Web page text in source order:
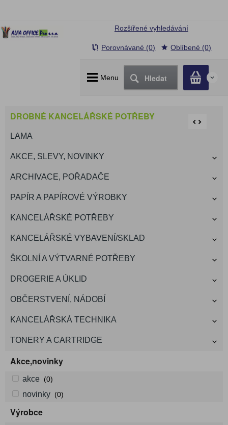
Menu Hledat 0
Rozšířené vyhledávání
Porovnávané (0) Oblíbené (0)
DROBNÉ KANCELÁŘSKÉ POTŘEBY
LAMA
AKCE, SLEVY, NOVINKY
ARCHIVACE, POŘADAČE
PAPÍR A PAPÍROVÉ VÝROBKY
KANCELÁŘSKÉ POTŘEBY
KANCELÁŘSKÉ VYBAVENÍ/SKLAD
ŠKOLNÍ A VÝTVARNÉ POTŘEBY
DROGERIE A ÚKLID
OBČERSTVENÍ, NÁDOBÍ
KANCELÁŘSKÁ TECHNIKA
TONERY A CARTRIDGE
Akce,novinky
akce (0)
novinky (0)
Výrobce